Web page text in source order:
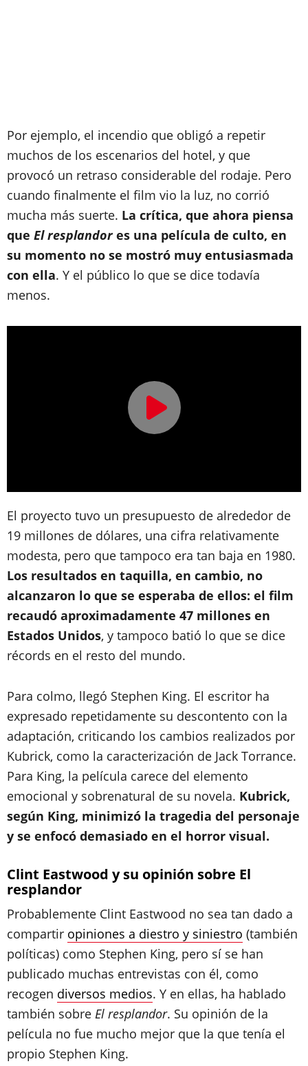
Por ejemplo, el incendio que obligó a repetir
muchos de los escenarios del hotel, y que
provocó un retraso considerable del rodaje. Pero
cuando finalmente el film vio la luz, no corrió
mucha más suerte. La crítica, que ahora piensa
que El resplandores una película de culto, en
su momento no se mostró muy entusiasmada
con ella. Y el público lo que se dice todavía
menos.
El proyecto tuvo un presupuesto de alrededor de
19 millones de dólares, una cifra relativamente
modesta, pero que tampoco era tan baja en 1980.
Los resultados en taquilla, en cambio, no
alcanzaron lo que se esperaba de ellos: el film
recaudó aproximadamente 47 millones en
Estados Unidos, y tampoco batió lo que se dice
récords en el resto del mundo.
Para colmo, llegó Stephen King. El escritor ha
expresado repetidamente su descontento con la
adaptación, criticando los cambios realizados por
Kubrick, como la caracterización de Jack Torrance.
Para King, la película carece del elemento
emocional y sobrenatural de su novela. Kubrick,
según King, minimizó la tragedia del personaje
y se enfocó demasiado en el horror visual.
Clint Eastwood y su opinión sobre El
resplandor
Probablemente Clint Eastwood no sea tan dado a
compartir opiniones a diestro y siniestro (también
políticas) como Stephen King, pero sí se han
publicado muchas entrevistas con él, como
recogen diversos medios. Y en ellas, ha hablado
también sobre El resplandor. Su opinión de la
película no fue mucho mejor que la que tenía el
propio Stephen King.